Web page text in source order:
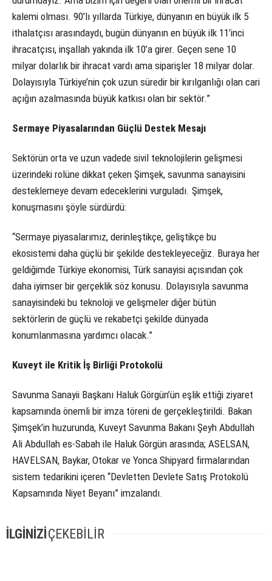
kalemi olması. 90’lı yıllarda Türkiye, dünyanın en büyük ilk 5
ithalatçısı arasındaydı, bugün dünyanın en büyük ilk 11’inci
ihracatçısı, inşallah yakında ilk 10’a girer. Geçen sene 10
milyar dolarlık bir ihracat vardı ama siparişler 18 milyar dolar.
Dolayısıyla Türkiye’nin çok uzun süredir bir kırılganlığı olan cari
açığın azalmasında büyük katkısı olan bir sektör.”
Sermaye Piyasalarından Güçlü Destek Mesajı
Sektörün orta ve uzun vadede sivil teknolojilerin gelişmesi
üzerindeki rolüne dikkat çeken Şimşek, savunma sanayisini
desteklemeye devam edeceklerini vurguladı. Şimşek,
konuşmasını şöyle sürdürdü:
“Sermaye piyasalarımız, derinleştikçe, geliştikçe bu
ekosistemi daha güçlü bir şekilde destekleyeceğiz. Buraya her
geldiğimde Türkiye ekonomisi, Türk sanayisi açısından çok
daha iyimser bir gerçeklik söz konusu. Dolayısıyla savunma
sanayisindeki bu teknoloji ve gelişmeler diğer bütün
sektörlerin de güçlü ve rekabetçi şekilde dünyada
konumlanmasına yardımcı olacak.”
Kuveyt ile Kritik İş Birliği Protokolü
Savunma Sanayii Başkanı Haluk Görgün’ün eşlik ettiği ziyaret
kapsamında önemli bir imza töreni de gerçekleştirildi. Bakan
Şimşek’in huzurunda, Kuveyt Savunma Bakanı Şeyh Abdullah
Ali Abdullah es-Sabah ile Haluk Görgün arasında; ASELSAN,
HAVELSAN, Baykar, Otokar ve Yonca Shipyard firmalarından
sistem tedarikini içeren “Devletten Devlete Satış Protokolü
Kapsamında Niyet Beyanı” imzalandı.
İLGİNİZİÇEKEBİLİR